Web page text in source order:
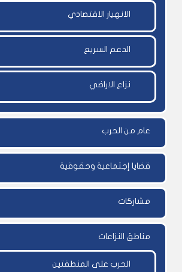
الانهيار الاقتصادي
الدعم السريع
نزاع الاراضي
عام من الحرب
قضايا إجتماعية وحقوقية
مشاركات
مناطق النزاعات
الحرب على المنطقتين